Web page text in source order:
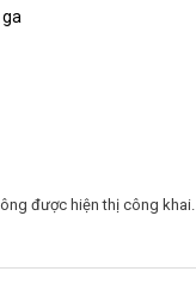
được hiện thị công khai.